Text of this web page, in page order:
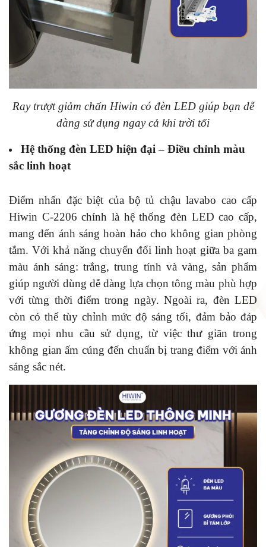
Ray trượt giảm chấn Hiwin có đèn LED giúp bạn dễ
dàng sử dụng ngay cả khi trời tối
Hệ thống đèn LED hiện đại – Điều chỉnh màu
sắc linh hoạt
Điểm nhấn đặc biệt của bộ tủ chậu lavabo cao cấp
Hiwin C-2206 chính là hệ thống đèn LED cao cấp,
mang đến ánh sáng hoàn hảo cho không gian phòng
tắm. Với khả năng chuyển đổi linh hoạt giữa ba gam
màu ánh sáng: trắng, trung tính và vàng, sản phẩm
giúp người dùng dễ dàng lựa chọn tông màu phù hợp
với từng thời điểm trong ngày. Ngoài ra, đèn LED
còn có thể tùy chỉnh mức độ sáng tối, đảm bảo đáp
ứng mọi nhu cầu sử dụng, từ việc thư giãn trong
không gian ấm cúng đến chuẩn bị trang điểm với ánh
sáng sắc nét.